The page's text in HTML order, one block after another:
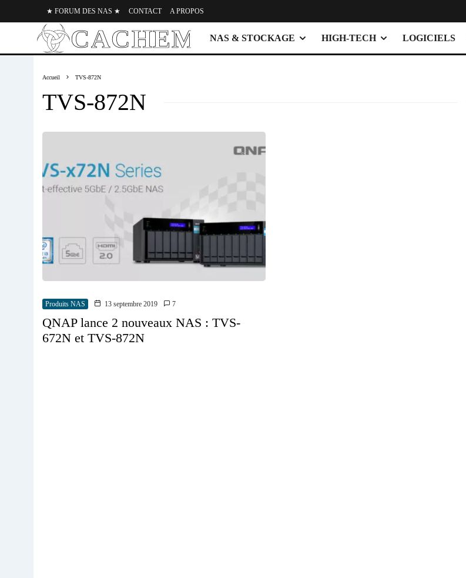
★ FORUM DES NAS ★ CONTACT A PROPOS
NAS & STOCKAGE HIGH-TECH LOGICIELS
Accueil TVS-872N
TVS-872N
Produits NAS 13 septembre 2019 7
QNAP lance 2 nouveaux NAS : TVS-
672N et TVS-872N